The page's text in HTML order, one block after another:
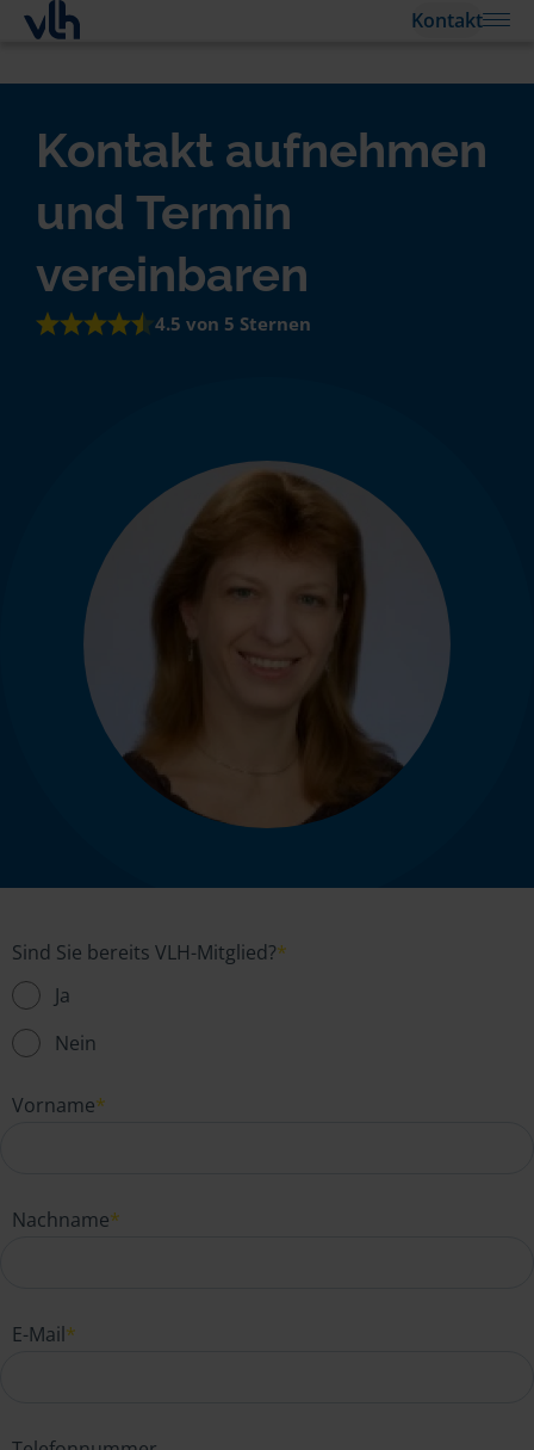
Kontakt
Kontakt aufnehmen
und Termin
vereinbaren
4.5 von 5 Sternen
Sind Sie bereits VLH-Mitglied?*
Ja
Nein
Vorname*
Nachname*
E-Mail*